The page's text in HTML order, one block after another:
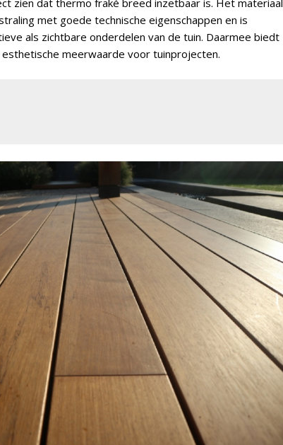
zien dat thermo fraké breed inzetbaar is. Het materiaal
met goede technische eigenschappen en is
als zichtbare onderdelen van de tuin. Daarmee biedt
meerwaarde voor tuinprojecten.